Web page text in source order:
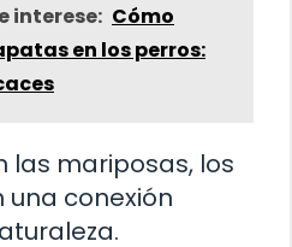
interese: Cómo
en los perros:
las mariposas, los
una conexión